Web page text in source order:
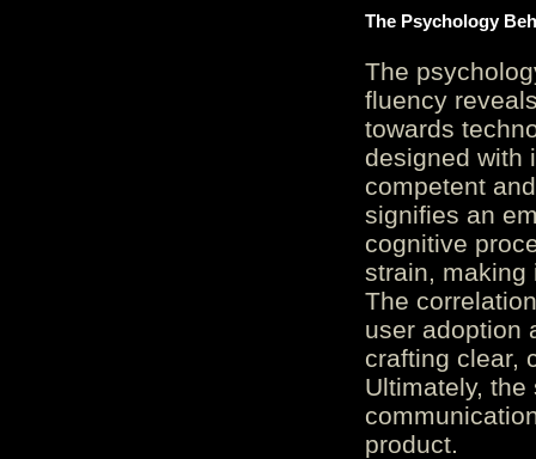
The Psychology
The
fluency
towards
designed with
competent
signifies an
cognitive
strain, making
The
user adoption
crafting clear,
Ultimately,
product.